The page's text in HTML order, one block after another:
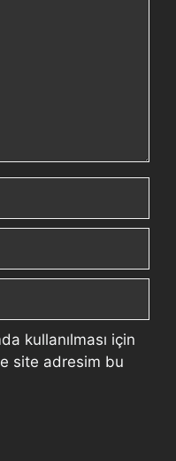
kullanılması için
site adresim bu